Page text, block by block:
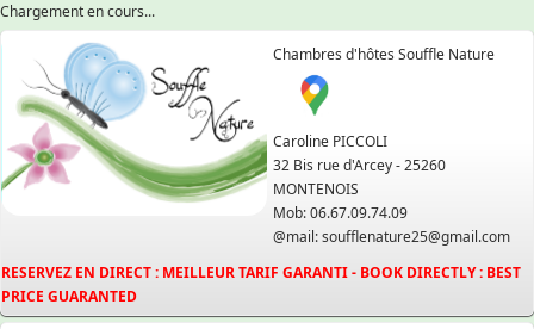
Chargement en cours...
Chambres d'hôtes Souffle Nature
Caroline PICCOLI
32 Bis rue d'Arcey - 25260
MONTENOIS
Mob: 06.67.09.74.09
@mail: soufflenature25@gmail.com
RESERVEZ EN DIRECT : MEILLEUR TARIF GARANTI - BOOK DIRECTLY : BEST
PRICE GUARANTED